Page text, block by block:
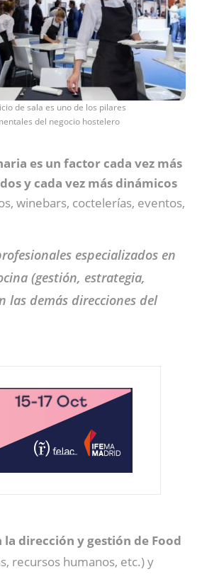
de sala es uno de los pilares
del negocio hostelero
es un factor cada vez más
y cada vez más dinámicos
winebars, coctelerías, eventos,
especializados en
(gestión, estrategia,
las demás direcciones del
dirección y gestión de Food
recursos humanos, etc.) y